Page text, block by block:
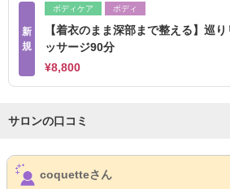
新
規
ボディケア ボディ
【着衣のまま深部まで整える】巡
ッサージ90分
¥8,800
サロンの口コミ
サロンPick Up
coquetteさん